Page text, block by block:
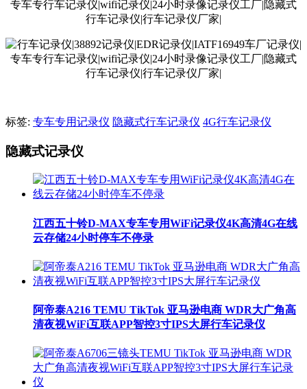
标签: 专车专用记录仪 隐藏式行车记录仪 4G行车记录仪
隐藏式记录仪
江西五十铃D-MAX专车专用WiFi记录仪4K高清4G在线
云存储24小时停车不停录
阿帝泰A216 TEMU TikTok 亚马逊电商 WDR大广角高
清夜视WiFi互联APP智控3寸IPS大屏行车记录仪